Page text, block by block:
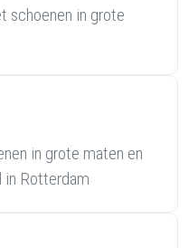
schoenen in grote
in grote maten en
in Rotterdam